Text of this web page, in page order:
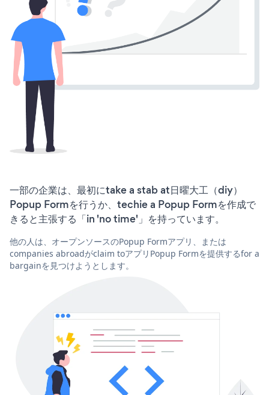
一部の企業は、最初にtake a stab at日曜大工（diy）
Popup Formを行うか、techie a Popup Formを作成で
きると主張する「in 'no time'」を持っています。
他の人は、オープンソースのPopup Formアプリ、または
companies abroadがclaim toアプリPopup Formを提供するfor a
bargainを見つけようとします。